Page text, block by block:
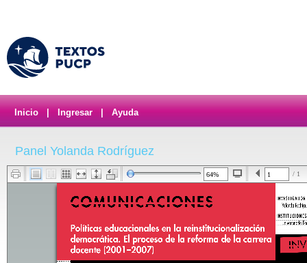
Inicio Ingresar Ayuda
Panel Yolanda Rodríguez
/ 1